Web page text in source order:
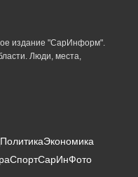
издание "СарИнформ".
Люди, места,
ПолитикаЭкономика
СпортСарИнФото